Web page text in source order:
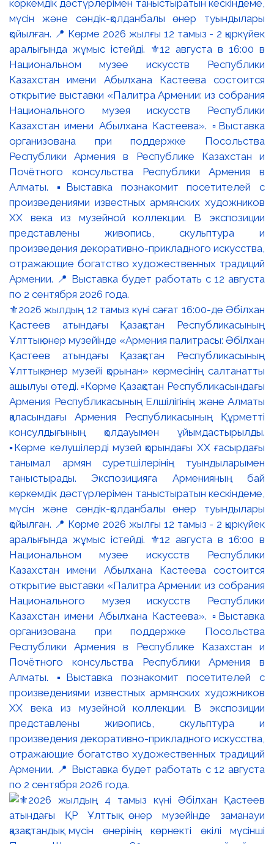
⚜️2026 жылдың 12 тамыз күні сағат 16:00-де Әбілхан
Қастеев атындағы Қазақстан Республикасының
Ұлттық өнер музейінде «Армения палитрасы: Әбілхан
Қастеев атындағы Қазақстан Республикасының
Ұлттық өнер музейі қорынан» көрмесінің салтанатты
ашылуы өтеді. ▫️Көрме Қазақстан Республикасындағы
Армения Республикасының Елшілігінің және Алматы
қаласындағы Армения Республикасының Құрметті
консулдығының қолдауымен ұйымдастырылды.
▪️Көрме келушілерді музей қорындағы ХХ ғасырдағы
танымал армян суретшілерінің туындыларымен
таныстырады. Экспозицияға Арменияның бай
көркемдік дәстүрлерімен таныстыратын кескіндеме,
мүсін және сәндік-қолданбалы өнер туындылары
қойылған. 📍 Көрме 2026 жылғы 12 тамыз - 2 қыркүйек
аралығында жұмыс істейді. ⚜️12 августа в 16:00 в
Национальном музее искусств Республики
Казахстан имени Абылхана Кастеева состоится
открытие выставки «Палитра Армении: из собрания
Национального музея искусств Республики
Казахстан имени Абылхана Кастеева». ▫️Выставка
организована при поддержке Посольства
Республики Армения в Республике Казахстан и
Почётного консульства Республики Армения в
Алматы. ▪️Выставка познакомит посетителей с
произведениями известных армянских художников
XX века из музейной коллекции. В экспозиции
представлены живопись, скульптура и
произведения декоративно-прикладного искусства,
отражающие богатство художественных традиций
Армении. 📍 Выставка будет работать с 12 августа
по 2 сентября 2026 года.